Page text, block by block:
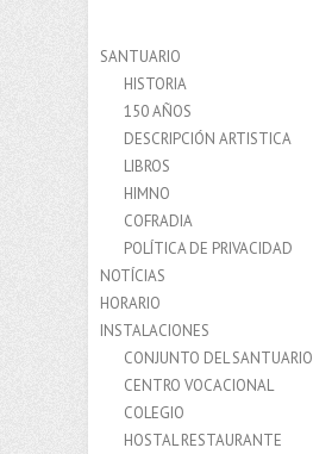
SANTUARIO
HISTORIA
150 AÑOS
DESCRIPCIÓN ARTISTICA
LIBROS
HIMNO
COFRADIA
POLÍTICA DE PRIVACIDAD
NOTÍCIAS
HORARIO
INSTALACIONES
CONJUNTO DEL SANTUARIO
CENTRO VOCACIONAL
COLEGIO
HOSTAL RESTAURANTE